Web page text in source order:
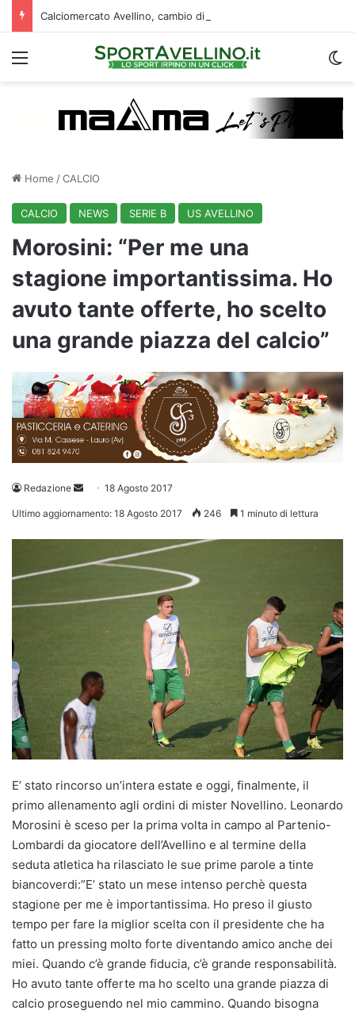
Menu
Home /CALCIO
CALCIO NEWS SERIE B US AVELLINO
Morosini: “Per me una
stagione importantissima. Ho
avuto tante offerte, ho scelto
una grande piazza del calcio”
Redazione
Invia 18 Agosto 2017
Ultimo aggiornamento: 18 Agosto 2017 246 1 minuto di lettura
E’ stato rincorso un’intera estate e oggi, finalmente, il
primo allenamento agli ordini di mister Novellino. Leonardo
Morosini è sceso per la prima volta in campo al Partenio-
Lombardi da giocatore dell’Avellino e al termine della
seduta atletica ha rilasciato le sue prime parole a tinte
biancoverdi:”E’ stato un mese intenso perchè questa
stagione per me è importantissima. Ho preso il giusto
tempo per fare la miglior scelta con il presidente che ha
fatto un pressing molto forte diventando amico anche dei
miei. Quando c’è grande fiducia, c’è grande responsabilità.
Ho avuto tante offerte ma ho scelto una grande piazza di
calcio proseguendo nel mio cammino. Quando bisogna